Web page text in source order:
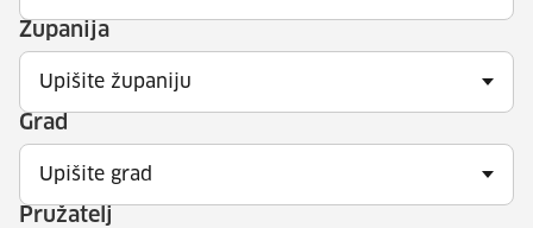
Županija
Upišite županiju
Grad
Upišite grad
Pružatelj